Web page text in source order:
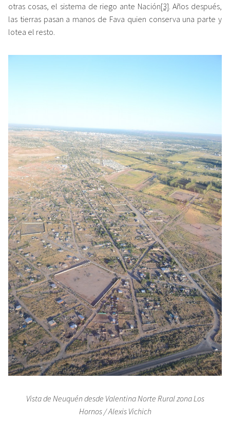
otras cosas, el sistema de riego ante Nación[3]. Años después,
las tierras pasan a manos de Fava quien conserva una parte y
lotea el resto.
Vista de Neuquén desde Valentina Norte Rural zona Los
Hornos / Alexis Vichich